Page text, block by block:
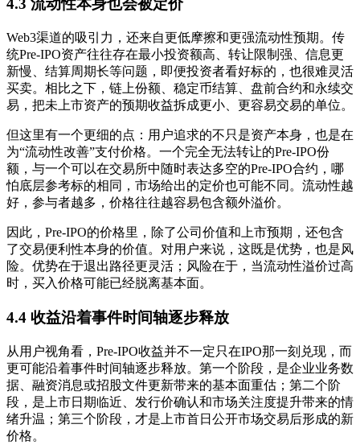
4.3 流动性本身也会被定价
Web3渠道的吸引力，还来自更低摩擦和更强流动性预期。传
统Pre-IPO资产往往存在最小投资额高、转让限制强、信息更
新慢、结算周期长等问题，即便投资者看好标的，也很难灵活
买卖。相比之下，链上份额、稳定币结算、盘前合约和永续交
易，把未上市资产的预期收益拆成更小、更容易交易的单位。
但这里有一个更细的点：用户追求的不只是资产本身，也是在
为“流动性改善”支付价格。一个完全无法转让的Pre-IPO份
额，与一个可以在交易所中随时表达多空的Pre-IPO合约，哪
怕底层参考标的相同，市场给出的定价也可能不同。流动性越
好，参与者越多，价格往往越容易包含额外溢价。
因此，Pre-IPO的价格里，除了公司价值和上市预期，还包含
了交易便利性本身的价值。对用户来说，这既是优势，也是风
险。优势在于退出路径更灵活；风险在于，当流动性溢价过高
时，买入价格可能已经脱离基本面。
4.4 收益沿着事件时间轴逐步释放
从用户视角看，Pre-IPO收益并不一定只在IPO那一刻兑现，而
更可能沿着事件时间轴逐步释放。第一个阶段，是企业业务数
据、融资消息或招股文件更新带来的基本面重估；第二个阶
段，是上市日期临近、发行价确认和市场关注度提升带来的情
绪升温；第三个阶段，才是上市首日公开市场交易后形成的新
价格。